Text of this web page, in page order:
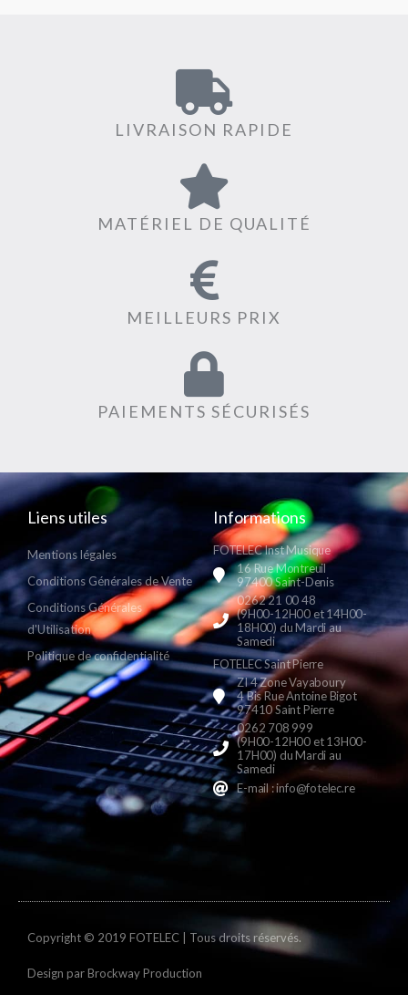
LIVRAISON RAPIDE
MATÉRIEL DE QUALITÉ
MEILLEURS PRIX
PAIEMENTS SÉCURISÉS
Liens utiles
Mentions légales
Conditions Générales de Vente
Conditions Générales
d'Utilisation
Politique de confidentialité
Informations
FOTELEC Inst Musique
16 Rue Montreuil
97400 Saint-Denis
0262 21 00 48
(9H00-12H00 et 14H00-
18H00) du Mardi au
Samedi
FOTELEC Saint Pierre
ZI 4 Zone Vayaboury
4 Bis Rue Antoine Bigot
97410 Saint Pierre
0262 708 999
(9H00-12H00 et 13H00-
17H00) du Mardi au
Samedi
E-mail : info@fotelec.re
Copyright © 2019 FOTELEC | Tous droits réservés.
Design parBrockway Production